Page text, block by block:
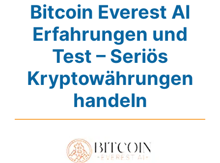
Bitcoin Everest AI
Erfahrungen und
Test – Seriös
Kryptowährungen
handeln